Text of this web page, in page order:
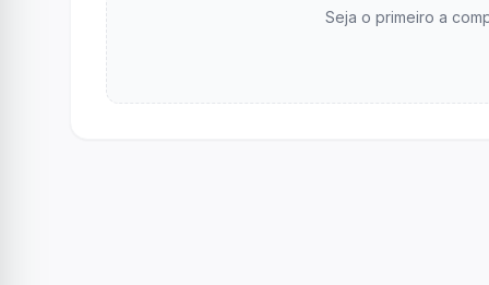
Seja o primeiro a